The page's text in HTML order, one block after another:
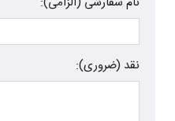
نقد (ضروری):